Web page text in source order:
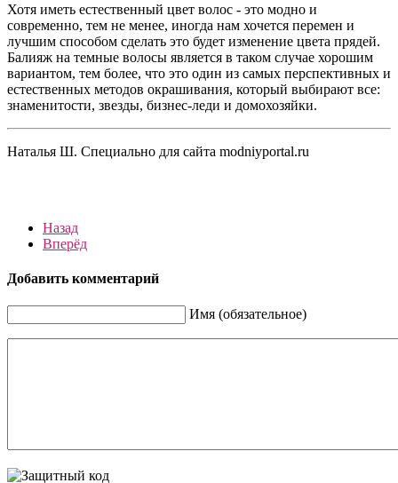
Хотя иметь естественный цвет волос - это модно и
современно, тем не менее, иногда нам хочется перемен и
лучшим способом сделать это будет изменение цвета прядей.
Балияж на темные волосы является в таком случае хорошим
вариантом, тем более, что это один из самых перспективных и
естественных методов окрашивания, который выбирают все:
знаменитости, звезды, бизнес-леди и домохозяйки.
Наталья Ш. Специально для сайта modniyportal.ru
Назад
Вперёд
Добавить комментарий
Имя (обязательное)